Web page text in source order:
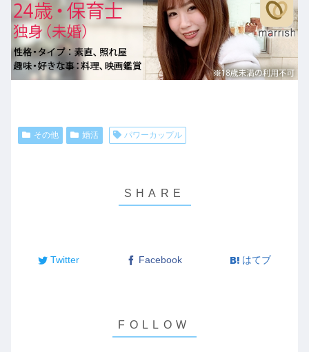
その他 婚活 パワーカップル
Twitter Facebook はてブ